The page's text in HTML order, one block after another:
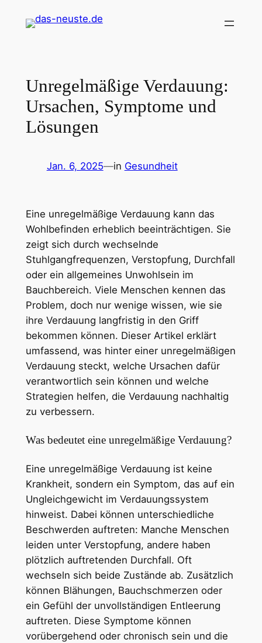
Inhalt
Unregelmäßige Verdauung:
Ursachen, Symptome und
Lösungen
Jan. 6, 2025—in Gesundheit
Eine unregelmäßige Verdauung kann das
Wohlbefinden erheblich beeinträchtigen. Sie
zeigt sich durch wechselnde
Stuhlgangfrequenzen, Verstopfung, Durchfall
oder ein allgemeines Unwohlsein im
Bauchbereich. Viele Menschen kennen das
Problem, doch nur wenige wissen, wie sie
ihre Verdauung langfristig in den Griff
bekommen können. Dieser Artikel erklärt
umfassend, was hinter einer unregelmäßigen
Verdauung steckt, welche Ursachen dafür
verantwortlich sein können und welche
Strategien helfen, die Verdauung nachhaltig
zu verbessern.
Was bedeutet eine unregelmäßige Verdauung?
Eine unregelmäßige Verdauung ist keine
Krankheit, sondern ein Symptom, das auf ein
Ungleichgewicht im Verdauungssystem
hinweist. Dabei können unterschiedliche
Beschwerden auftreten: Manche Menschen
leiden unter Verstopfung, andere haben
plötzlich auftretenden Durchfall. Oft
wechseln sich beide Zustände ab. Zusätzlich
können Blähungen, Bauchschmerzen oder
ein Gefühl der unvollständigen Entleerung
auftreten. Diese Symptome können
vorübergehend oder chronisch sein und die